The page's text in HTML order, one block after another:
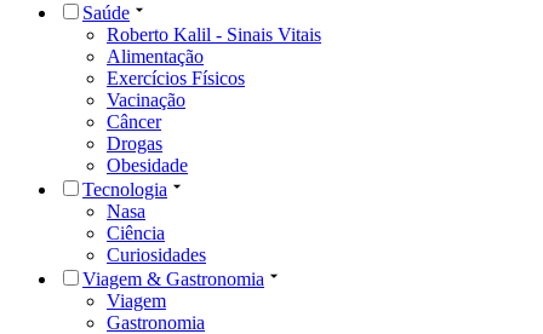
Saúde
Roberto Kalil - Sinais Vitais
Alimentação
Exercícios Físicos
Vacinação
Câncer
Drogas
Obesidade
Tecnologia
Nasa
Ciência
Curiosidades
Viagem & Gastronomia
Viagem
Gastronomia